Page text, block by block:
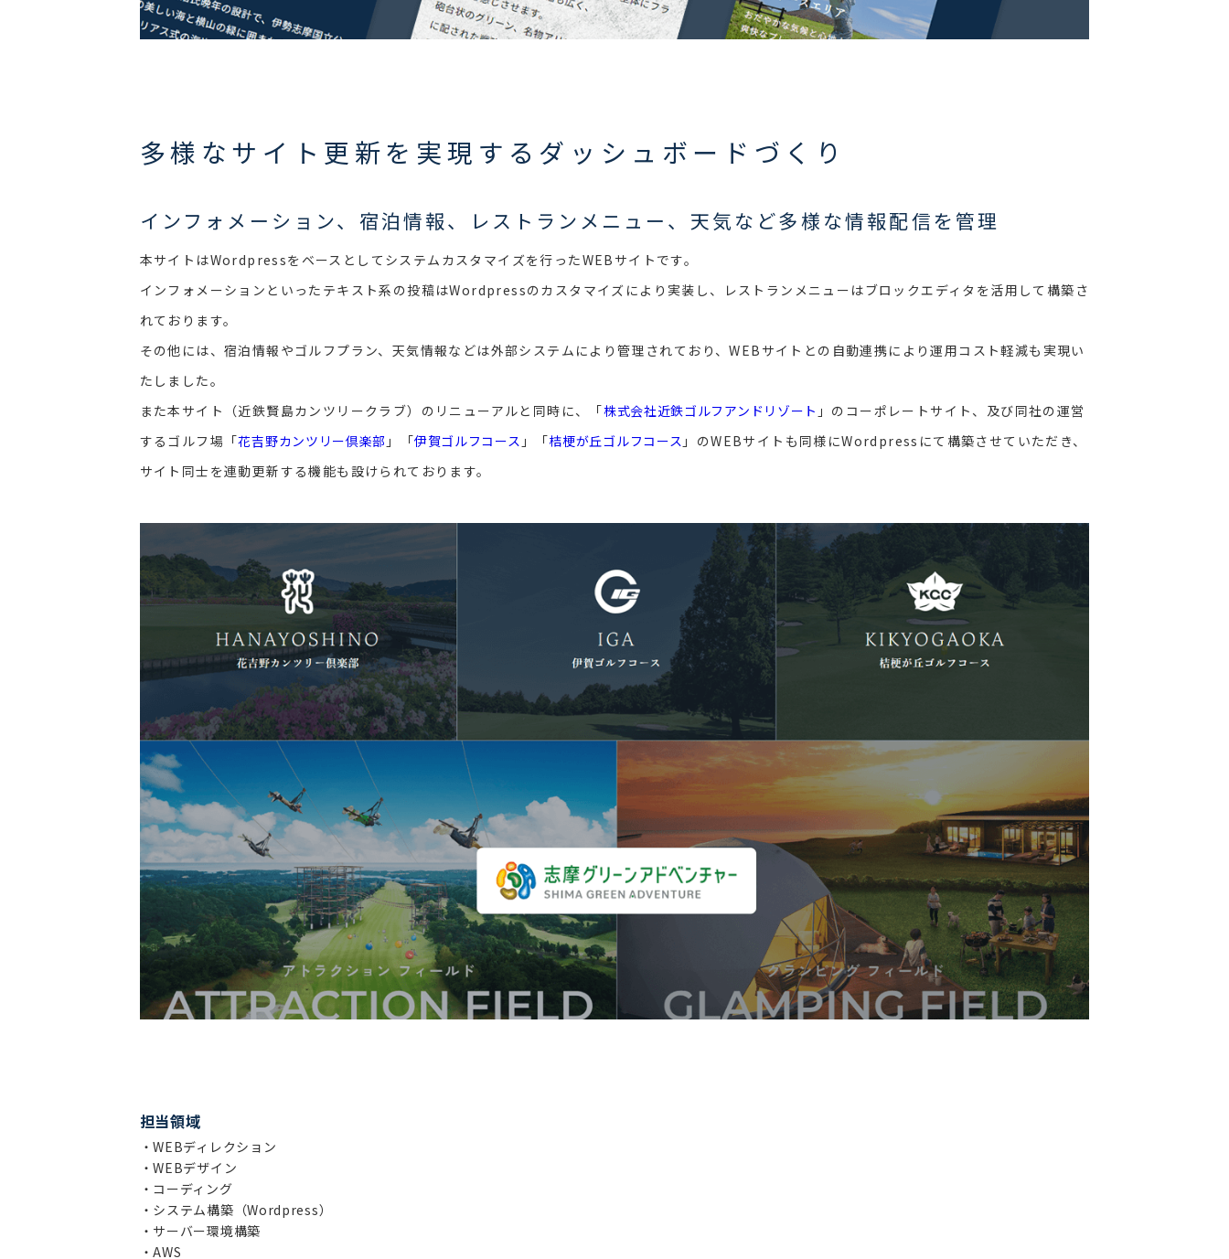
多様なサイト更新を実現するダッシュボードづくり
インフォメーション、宿泊情報、レストランメニュー、天気など多様な情報配信を管理
本サイトはWordpressをベースとしてシステムカスタマイズを行ったWEBサイトです。
インフォメーションといったテキスト系の投稿はWordpressのカスタマイズにより実装し、レストランメニューはブロックエディタを活用して構築さ
れております。
その他には、宿泊情報やゴルフプラン、天気情報などは外部システムにより管理されており、WEBサイトとの自動連携により運用コスト軽減も実現い
たしました。
また本サイト（近鉄賢島カンツリークラブ）のリニューアルと同時に、「株式会社近鉄ゴルフアンドリゾート 」のコーポレートサイト、及び同社の運営
するゴルフ場「花吉野カンツリー倶楽部 」「伊賀ゴルフコース 」「桔梗が丘ゴルフコース 」のWEBサイトも同様にWordpressにて構築させていただき、
サイト同士を連動更新する機能も設けられております。
担当領域
・WEBディレクション
・WEBデザイン
・コーディング
・システム構築（Wordpress）
・サーバー環境構築
・AWS